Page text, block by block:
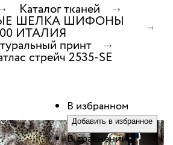
Каталог тканей
ШЕЛКА ШИФОНЫ
ИТАЛИЯ
принт
стрейч 2535-SE
В избранном
Добавить в избранное
В сравнении